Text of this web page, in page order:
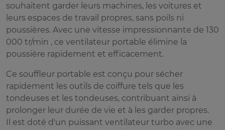
souhaitent garder leurs machines, les voitures et
leurs espaces de travail propres, sans poils ni
poussières. Avec une vitesse impressionnante de 130
000 tr/min , ce ventilateur portable élimine la
poussière rapidement et efficacement.
Ce souffleur portable est conçu pour sécher
rapidement les outils de coiffure tels que les
tondeuses et les tondeuses, contribuant ainsi à
prolonger leur durée de vie et à les garder propres.
Il est doté d'un puissant ventilateur turbo avec une